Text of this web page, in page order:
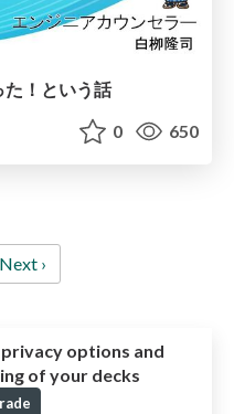
！という話
0 650
Next ›
options and
of your decks